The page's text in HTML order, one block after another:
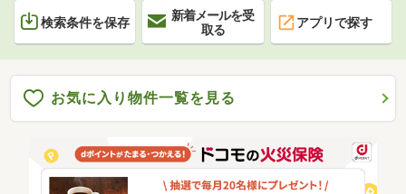
検索条件を保存
新着メールを受
取る
アプリで探す
お気に入り物件一覧を見る